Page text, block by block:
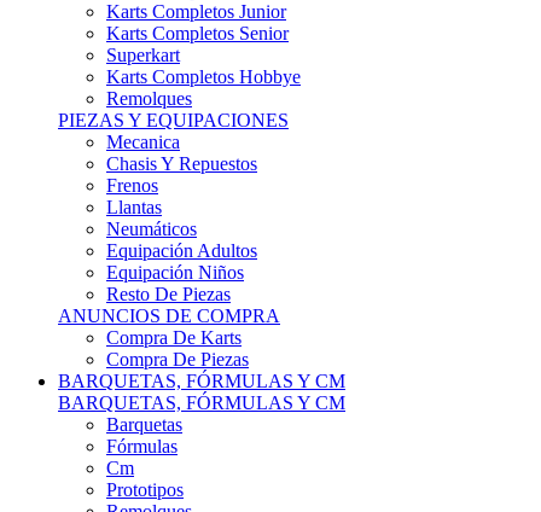
Superkart
Karts Completos Hobbye
Remolques
PIEZAS Y EQUIPACIONES
Mecanica
Chasis Y Repuestos
Frenos
Llantas
Neumáticos
Equipación Adultos
Equipación Niños
Resto De Piezas
ANUNCIOS DE COMPRA
Compra De Karts
Compra De Piezas
BARQUETAS, FÓRMULAS Y CM
BARQUETAS, FÓRMULAS Y CM
Barquetas
Fórmulas
Cm
Prototipos
Remolques
PIEZAS Y EQUIPACIONES